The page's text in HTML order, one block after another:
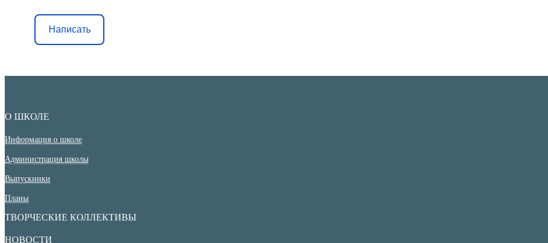
Написать
О ШКОЛЕ
Информация о школе
Администрация школы
Выпускники
Планы
ТВОРЧЕСКИЕ КОЛЛЕКТИВЫ
НОВОСТИ